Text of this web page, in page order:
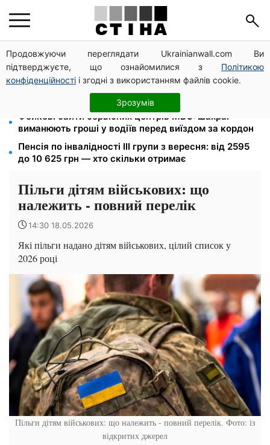
Продовжуючи переглядати Ukrainianwall.com Ви
підтверджуєте, що ознайомилися з Політикою
конфіденційності і згодні з використанням файлів cookie.
Зрозумів
Тариф 2,64 грн за кіловат з 1 жовтня: власники
електроопалення платитимуть на 39% менше
4 склади Fozzy Group знищила рф: Сільпо
попередило про затримки — полиці порожніють
Фейкові сайти сервісних центрів МВС: шахраї
виманюють гроші у водіїв перед виїздом за кордон
Пенсія по інвалідності III групи з вересня: від 2595
до 10 625 грн — хто скільки отримає
Пільги дітям військових: що
належить - повний перелік
14:30 18.05.2026
Які пільги надано дітям військових, цілий список у
2026 році
Пільги дітям військових: що належить - повний перелік. Фото: із
відкритих джерел